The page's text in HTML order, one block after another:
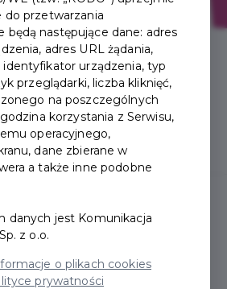
i warunki
przetwarzania
będą następujące dane: adres
adres URL żądania,
urządzenia, typ
przeglądarki, liczba kliknięć,
na poszczególnych
korzystania z Serwisu,
operacyjnego,
dane zbierane w
a także inne podobne
danych jest Komunikacja
z o.o.
o plikach cookies
prywatności